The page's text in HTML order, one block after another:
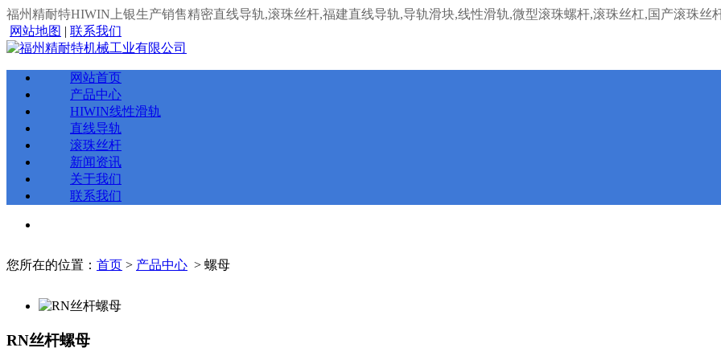
福州精耐特HIWIN上银生产销售精密直线导轨,滚珠丝杆,福建直线导轨,导轨滑块,线性滑轨,微型滚珠螺杆,滚珠丝杠,国产滚珠丝
网站地图 | 联系我们
网站首页
产品中心
HIWIN线性滑轨
直线导轨
滚珠丝杆
新闻资讯
关于我们
联系我们
您所在的位置： 首页 > 产品中心 > 螺母
RN丝杆螺母